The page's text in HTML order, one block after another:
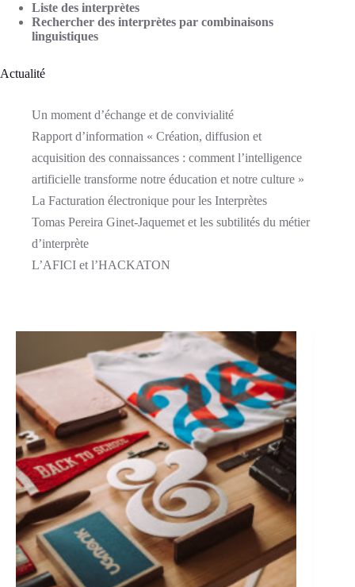
Liste des interprètes
Rechercher des interprètes par combinaisons
linguistiques
Actualité
Un moment d’échange et de convivialité
Rapport d’information « Création, diffusion et
acquisition des connaissances : comment l’intelligence
artificielle transforme notre éducation et notre culture »
La Facturation électronique pour les Interprètes
Tomas Pereira Ginet-Jaquemet et les subtilités du métier
d’interprète
L’AFICI et l’HACKATON